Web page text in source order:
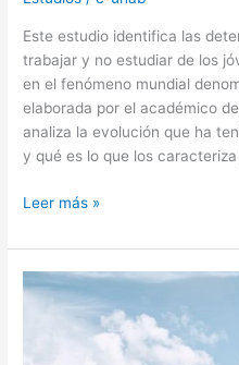
Este estudio identifica las
trabajar y no estudiar de los
en el fenómeno mundial
elaborada por el académico
analiza la evolución que ha
y qué es lo que los
Leer más »
Actitudes
aculturativas